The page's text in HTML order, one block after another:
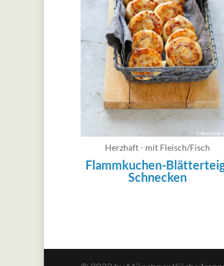
Herzhaft - mit Fleisch/Fisch
Flammkuchen-
Schnecken